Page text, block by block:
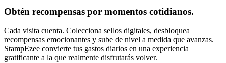
Obtén recompensas por momentos cotidianos.
Cada visita cuenta. Colecciona sellos digitales, desbloquea
recompensas emocionantes y sube de nivel a medida que avanzas.
StampEzee convierte tus gastos diarios en una experiencia
gratificante a la que realmente disfrutarás volver.